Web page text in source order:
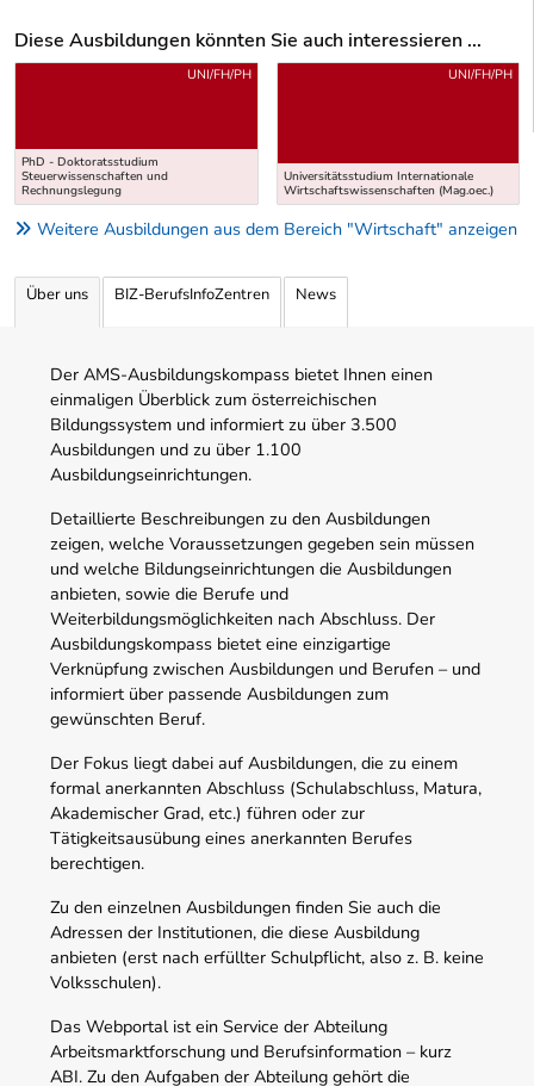
Diese Ausbildungen könnten Sie auch interessieren ...
Uber weitere Ausbildungsvorschläge
PhD - Doktoratsstudium
Steuerwissenschaften und
Rechnungslegung
UNI/FH/PH
Universitätsstudium Internationale
Wirtschaftswissenschaften (Mag.oec.)
UNI/FH/PH
Weitere Ausbildungen aus dem Bereich "Wirtschaft" anzeigen
Über uns BIZ-BerufsInfoZentren News
Der AMS-Ausbildungskompass bietet Ihnen einen
einmaligen Überblick zum österreichischen
Bildungssystem und informiert zu über 3.500
Ausbildungen und zu über 1.100
Ausbildungseinrichtungen.
Detaillierte Beschreibungen zu den Ausbildungen
zeigen, welche Voraussetzungen gegeben sein müssen
und welche Bildungseinrichtungen die Ausbildungen
anbieten, sowie die Berufe und
Weiterbildungsmöglichkeiten nach Abschluss. Der
Ausbildungskompass bietet eine einzigartige
Verknüpfung zwischen Ausbildungen und Berufen – und
informiert über passende Ausbildungen zum
gewünschten Beruf.
Der Fokus liegt dabei auf Ausbildungen, die zu einem
formal anerkannten Abschluss (Schulabschluss, Matura,
Akademischer Grad, etc.) führen oder zur
Tätigkeitsausübung eines anerkannten Berufes
berechtigen.
Zu den einzelnen Ausbildungen finden Sie auch die
Adressen der Institutionen, die diese Ausbildung
anbieten (erst nach erfüllter Schulpflicht, also z. B. keine
Volksschulen).
Das Webportal ist ein Service der Abteilung
Arbeitsmarktforschung und Berufsinformation – kurz
ABI. Zu den Aufgaben der Abteilung gehört die